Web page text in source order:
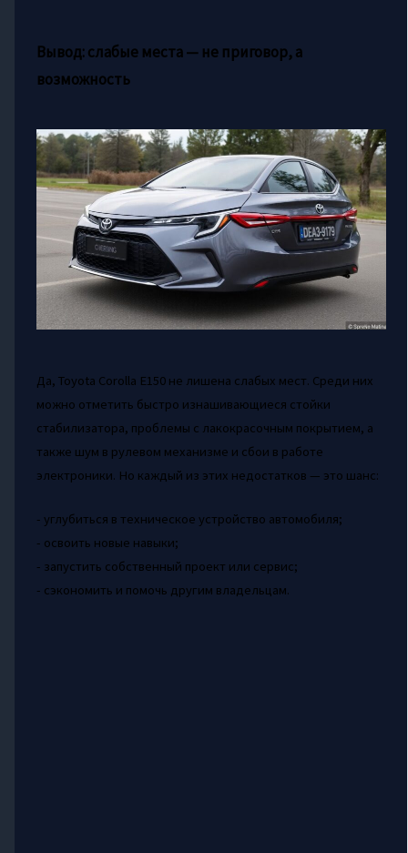
Вывод: слабые места — не приговор, а
возможность
Да, Toyota Corolla E150 не лишена слабых мест. Среди них
можно отметить быстро изнашивающиеся стойки
стабилизатора, проблемы с лакокрасочным покрытием, а
также шум в рулевом механизме и сбои в работе
электроники. Но каждый из этих недостатков — это шанс:
- углубиться в техническое устройство автомобиля;
- освоить новые навыки;
- запустить собственный проект или сервис;
- сэкономить и помочь другим владельцам.